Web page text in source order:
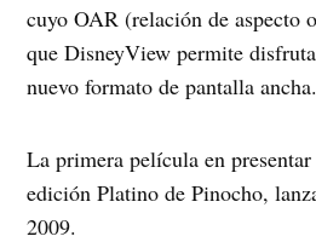
cuyo OAR (relación de aspecto
que DisneyView permite
nuevo formato de pantalla ancha.
La primera película en
edición Platino de Pinocho,
2009.